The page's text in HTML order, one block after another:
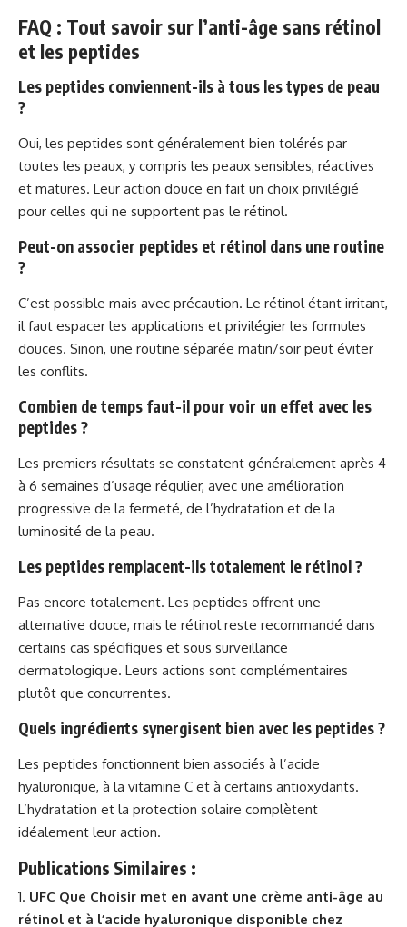
FAQ : Tout savoir sur l’anti-âge sans rétinol
et les peptides
Les peptides conviennent-ils à tous les types de peau
?
Oui, les peptides sont généralement bien tolérés par
toutes les peaux, y compris les peaux sensibles, réactives
et matures. Leur action douce en fait un choix privilégié
pour celles qui ne supportent pas le rétinol.
Peut-on associer peptides et rétinol dans une routine
?
C’est possible mais avec précaution. Le rétinol étant irritant,
il faut espacer les applications et privilégier les formules
douces. Sinon, une routine séparée matin/soir peut éviter
les conflits.
Combien de temps faut-il pour voir un effet avec les
peptides ?
Les premiers résultats se constatent généralement après 4
à 6 semaines d’usage régulier, avec une amélioration
progressive de la fermeté, de l’hydratation et de la
luminosité de la peau.
Les peptides remplacent-ils totalement le rétinol ?
Pas encore totalement. Les peptides offrent une
alternative douce, mais le rétinol reste recommandé dans
certains cas spécifiques et sous surveillance
dermatologique. Leurs actions sont complémentaires
plutôt que concurrentes.
Quels ingrédients synergisent bien avec les peptides ?
Les peptides fonctionnent bien associés à l’acide
hyaluronique, à la vitamine C et à certains antioxydants.
L’hydratation et la protection solaire complètent
idéalement leur action.
Publications Similaires :
UFC Que Choisir met en avant une crème anti-âge au
rétinol et à l’acide hyaluronique disponible chez